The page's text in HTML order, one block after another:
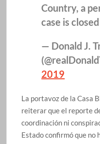
Country, a
case is
— Donald J.
2019
La portavoz de la Casa
reiterar que el reporte
coordinación ni
Estado confirmó que no